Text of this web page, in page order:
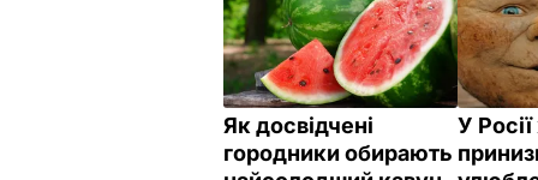
Як досвідчені
городники обирають
У